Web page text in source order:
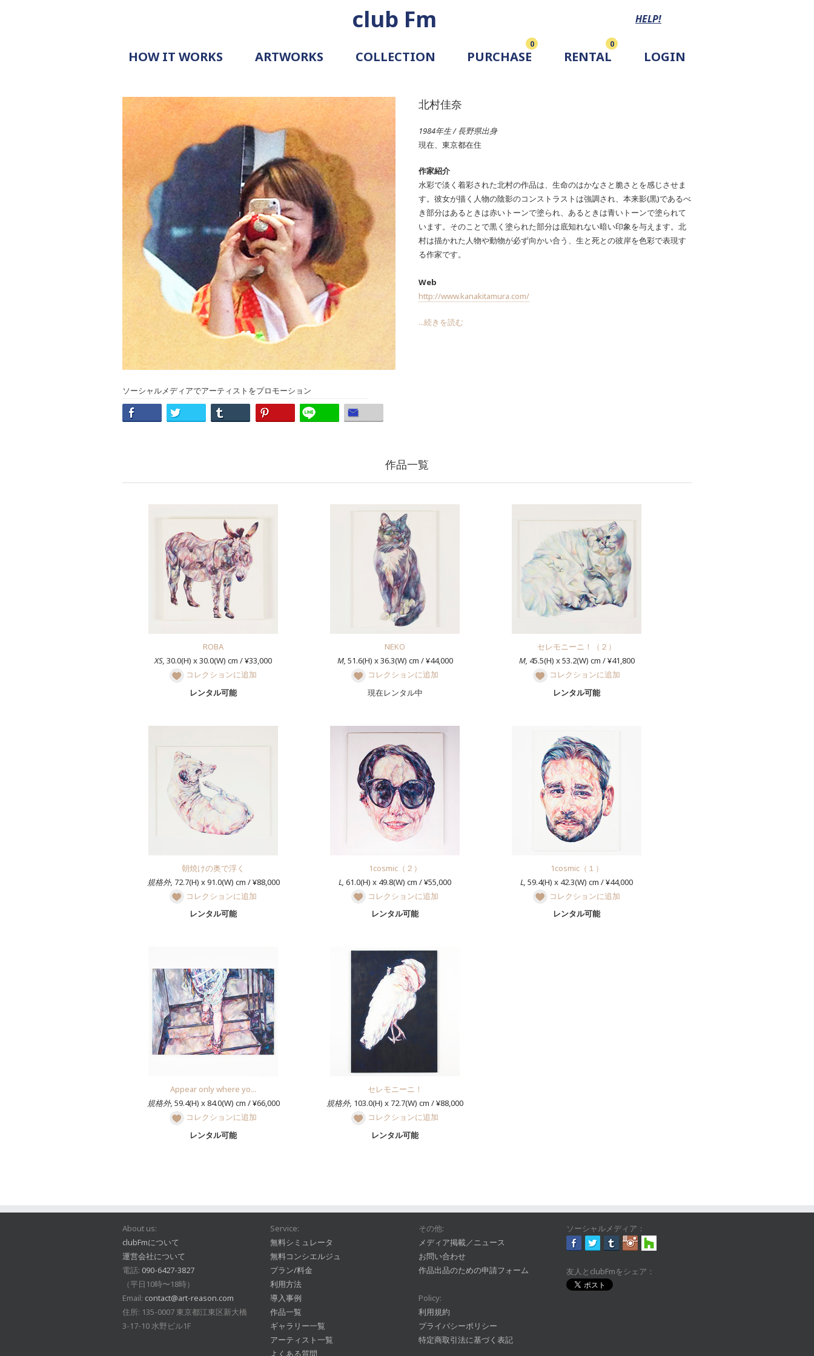
club Fm HELP!
HOW IT WORKS
PRICING
EXAMPLE
DOCUMENT
REQUEST
ARTWORKS
GALLERY
COLLECTION
PURCHASE
0
RENTAL
0
LOGIN
ソーシャルメディアでアーティストをプロモーション
北村佳奈
1984年生 / 長野県出身
現在、東京都在住
作家紹介
水彩で淡く着彩された北村の作品は、生命のはかなさと脆さとを感じさせま
す。彼女が描く人物の陰影のコンストラストは強調され、本来影(黒)であるべ
き部分はあるときは赤いトーンで塗られ、あるときは青いトーンで塗られて
います。そのことで黒く塗られた部分は底知れない暗い印象を与えます。北
村は描かれた人物や動物が必ず向かい合う、生と死との彼岸を色彩で表現す
る作家です。
Web
http://www.kanakitamura.com/
...続きを読む
作品一覧
ROBA
XS, 30.0(H) x 30.0(W) cm / ¥33,000
コレクションに追加
レンタル可能
NEKO
M, 51.6(H) x 36.3(W) cm / ¥44,000
コレクションに追加
現在レンタル中
セレモニーニ！（２）
M, 45.5(H) x 53.2(W) cm / ¥41,800
コレクションに追加
レンタル可能
朝焼けの奥で浮く
規格外, 72.7(H) x 91.0(W) cm / ¥88,000
コレクションに追加
レンタル可能
1cosmic（２）
L, 61.0(H) x 49.8(W) cm / ¥55,000
コレクションに追加
レンタル可能
1cosmic（１）
L, 59.4(H) x 42.3(W) cm / ¥44,000
コレクションに追加
レンタル可能
Appear only where yo...
規格外, 59.4(H) x 84.0(W) cm / ¥66,000
コレクションに追加
レンタル可能
セレモニーニ！
規格外, 103.0(H) x 72.7(W) cm / ¥88,000
コレクションに追加
レンタル可能
About us:
clubFmについて
運営会社について
電話: 090-6427-3827
（平日10時〜18時）
Email: contact@art-reason.com
住所: 135-0007 東京都江東区新大橋
3-17-10 水野ビル1F
Service:
無料シミュレータ
無料コンシエルジュ
プラン/料金
利用方法
導入事例
作品一覧
ギャラリー一覧
アーティスト一覧
よくある質問
その他:
メディア掲載／ニュース
お問い合わせ
作品出品のための申請フォーム
Policy:
利用規約
プライバシーポリシー
特定商取引法に基づく表記
ソーシャルメディア：
友人とclubFmをシェア：